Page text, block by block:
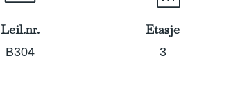
Leil.nr.
B304
Etasje
3